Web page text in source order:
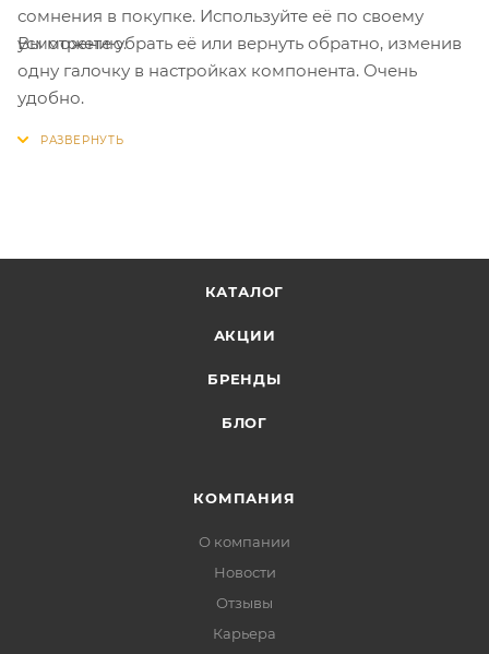
сомнения в покупке. Используйте её по своему
усмотрению.
Вы можете убрать её или вернуть обратно, изменив
одну галочку в настройках компонента. Очень
удобно.
КАТАЛОГ
АКЦИИ
БРЕНДЫ
БЛОГ
КОМПАНИЯ
О компании
Новости
Отзывы
Карьера